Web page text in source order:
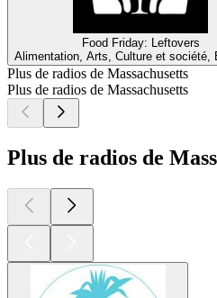
Food Friday: Leftovers
Alimentation, Arts, Culture et société,
Plus de radios de Massachusetts
Plus de radios de Massachusetts
Plus de radios de